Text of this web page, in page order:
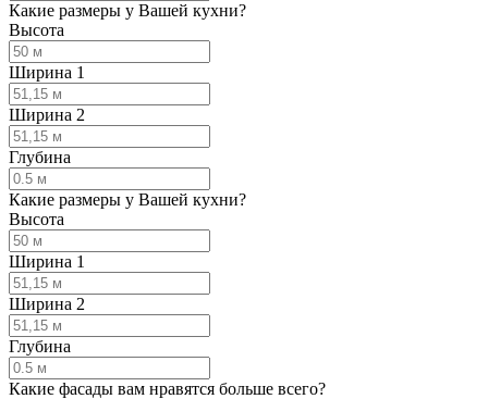
Какие размеры у Вашей кухни?
Высота
Ширина 1
Ширина 2
Глубина
Какие размеры у Вашей кухни?
Высота
Ширина 1
Ширина 2
Глубина
Какие фасады вам нравятся больше всего?